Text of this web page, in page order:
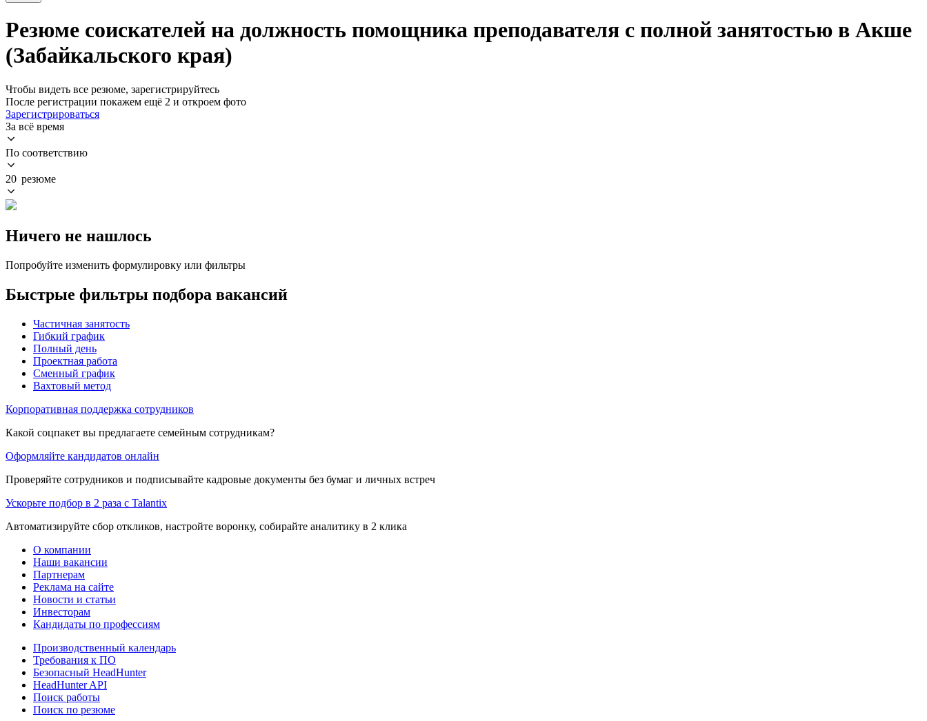
Резюме соискателей на должность помощника преподавателя с полной занятостью в Акше
(Забайкальского края)
Чтобы видеть все резюме, зарегистрируйтесь
После регистрации покажем ещё 2 и откроем фото
Зарегистрироваться
За всё время
По соответствию
20 резюме
Ничего не нашлось
Попробуйте изменить формулировку или фильтры
Быстрые фильтры подбора вакансий
Частичная занятость
Гибкий график
Полный день
Проектная работа
Сменный график
Вахтовый метод
Корпоративная поддержка сотрудников
Какой соцпакет вы предлагаете семейным сотрудникам?
Оформляйте кандидатов онлайн
Проверяйте сотрудников и подписывайте кадровые документы без бумаг и личных встреч
Ускорьте подбор в 2 раза с Talantix
Автоматизируйте сбор откликов, настройте воронку, собирайте аналитику в 2 клика
О компании
Наши вакансии
Партнерам
Реклама на сайте
Новости и статьи
Инвесторам
Кандидаты по профессиям
Производственный календарь
Требования к ПО
Безопасный HeadHunter
HeadHunter API
Поиск работы
Поиск по резюме